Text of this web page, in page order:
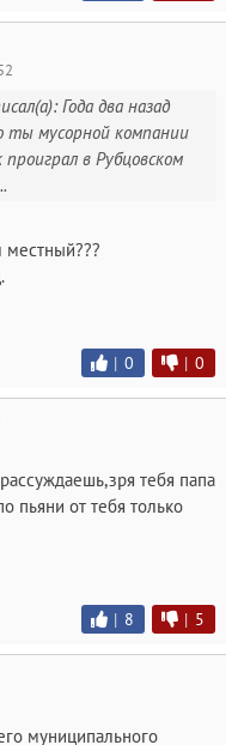
Года два назад
ты мусорной компании
в Рубцовском
местный???
| 0 | 0
тебя папа
пьяни от тебя только
| 8 | 5
муниципального